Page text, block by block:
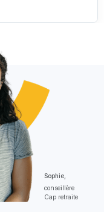
Sophie,
conseillère
Cap retraite